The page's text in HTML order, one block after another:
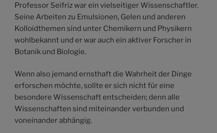
Professor Seifriz war ein vielseitiger Wissenschaftler.
Seine Arbeiten zu Emulsionen, Gelen und anderen
Kolloidthemen sind unter Chemikern und Physikern
wohlbekannt und er war auch ein aktiver Forscher in
Botanik und Biologie.
Wenn also jemand ernsthaft die Wahrheit der Dinge
erforschen möchte, sollte er sich nicht für eine
besondere Wissenschaft entscheiden; denn alle
Wissenschaften sind miteinander verbunden und
voneinander abhängig.